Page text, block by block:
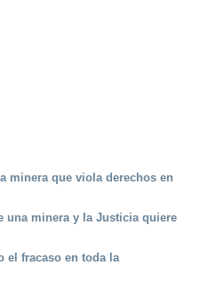
minera que viola derechos en
una minera y la Justicia quiere
el fracaso en toda la